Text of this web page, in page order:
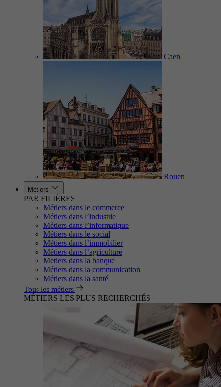
Caen
Rouen
Métiers
PAR FILIÈRES
Métiers dans le commerce
Métiers dans l’industrie
Métiers dans l’informatique
Métiers dans le social
Métiers dans l’immobilier
Métiers dans l’agriculture
Métiers dans la banque
Métiers dans la communication
Métiers dans la santé
Tous les métiers
MÉTIERS LES PLUS RECHERCHÉS